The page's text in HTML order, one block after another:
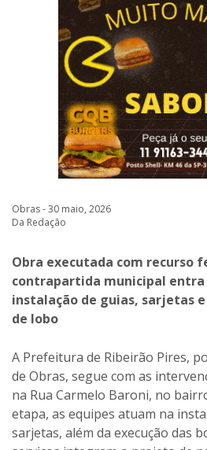
Obras - 30 maio, 2026
Da Redação
Obra executada com recurso
contrapartida municipal entra
instalação de guias, sarjetas e
de lobo
A Prefeitura de Ribeirão Pires,
de Obras, segue com as
na Rua Carmelo Baroni, no
etapa, as equipes atuam na
sarjetas, além da execução das